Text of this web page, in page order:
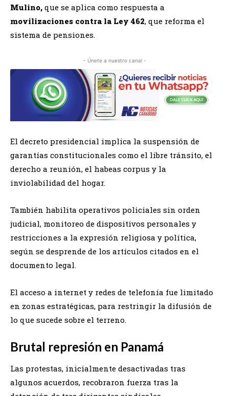
Mulino, que se aplica como respuesta a
movilizaciones contra la Ley 462, que reforma el
sistema de pensiones.
- Únete a nuestro canal -
El decreto presidencial implica la suspensión de
garantías constitucionales como el libre tránsito, el
derecho a reunión, el habeas corpus y la
inviolabilidad del hogar.
También habilita operativos policiales sin orden
judicial, monitoreo de dispositivos personales y
restricciones a la expresión religiosa y política,
según se desprende de los artículos citados en el
documento legal.
El acceso a internet y redes de telefonía fue limitado
en zonas estratégicas, para restringir la difusión de
lo que sucede sobre el terreno.
Brutal represión en Panamá
Las protestas, inicialmente desactivadas tras
algunos acuerdos, recobraron fuerza tras la